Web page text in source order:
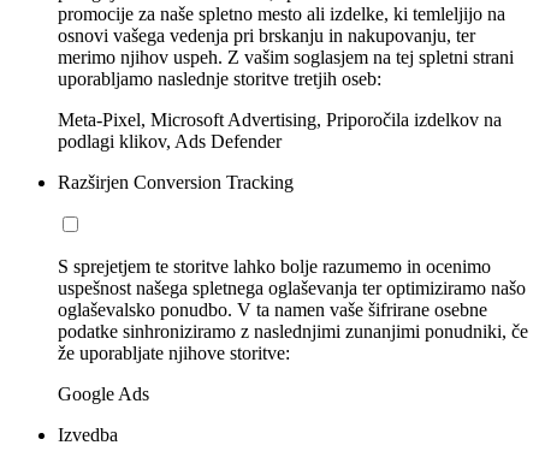
promocije za naše spletno mesto ali izdelke, ki temleljijo na
osnovi vašega vedenja pri brskanju in nakupovanju, ter
merimo njihov uspeh. Z vašim soglasjem na tej spletni strani
uporabljamo naslednje storitve tretjih oseb:
Meta-Pixel, Microsoft Advertising, Priporočila izdelkov na
podlagi klikov, Ads Defender
Razširjen Conversion Tracking
S sprejetjem te storitve lahko bolje razumemo in ocenimo
uspešnost našega spletnega oglaševanja ter optimiziramo našo
oglaševalsko ponudbo. V ta namen vaše šifrirane osebne
podatke sinhroniziramo z naslednjimi zunanjimi ponudniki, če
že uporabljate njihove storitve:
Google Ads
Izvedba